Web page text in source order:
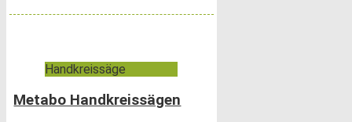
Handkreissäge
Metabo Handkreissägen